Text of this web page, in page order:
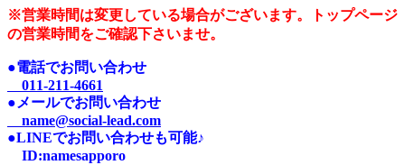
※営業時間は変更している場合がございます。トップページ
の営業時間をご確認下さいませ。
●電話でお問い合わせ
011-211-4661
●メールでお問い合わせ
name@social-lead.com
●LINEでお問い合わせも可能♪
ID:namesapporo